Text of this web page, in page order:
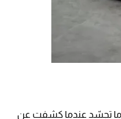
ما تجسّد عندما كشفت عن